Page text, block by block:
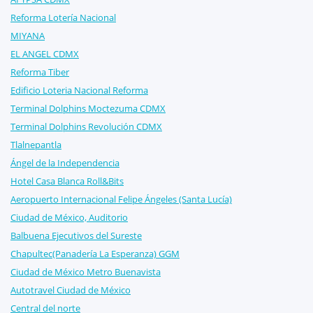
Reforma Lotería Nacional
MIYANA
EL ANGEL CDMX
Reforma Tiber
Edificio Loteria Nacional Reforma
Terminal Dolphins Moctezuma CDMX
Terminal Dolphins Revolución CDMX
Tlalnepantla
Ángel de la Independencia
Hotel Casa Blanca Roll&Bits
Aeropuerto Internacional Felipe Ángeles (Santa Lucía)
Ciudad de México, Auditorio
Balbuena Ejecutivos del Sureste
Chapultec(Panadería La Esperanza) GGM
Ciudad de México Metro Buenavista
Autotravel Ciudad de México
Central del norte